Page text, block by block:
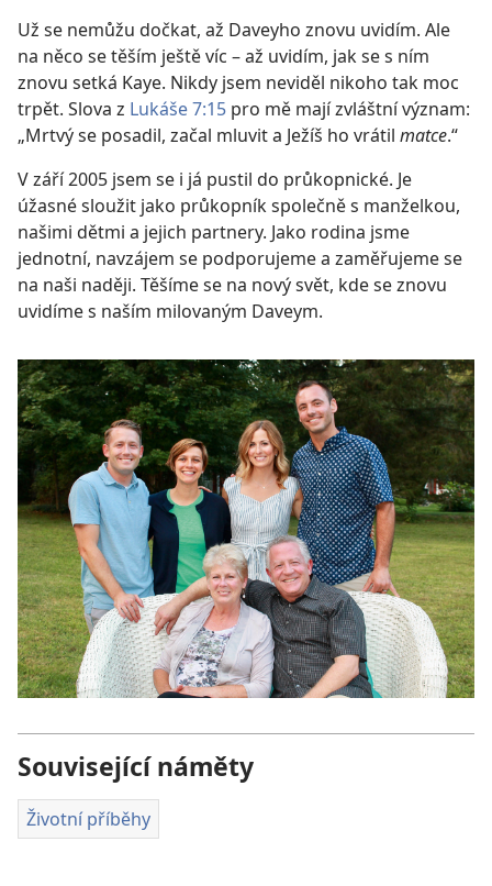
Už se nemůžu dočkat, až Daveyho znovu uvidím. Ale
na něco se těším ještě víc – až uvidím, jak se s ním
znovu setká Kaye. Nikdy jsem neviděl nikoho tak moc
trpět. Slova z Lukáše 7:15 pro mě mají zvláštní význam:
„Mrtvý se posadil, začal mluvit a Ježíš ho vrátil matce.“
V září 2005 jsem se i já pustil do průkopnické. Je
úžasné sloužit jako průkopník společně s manželkou,
našimi dětmi a jejich partnery. Jako rodina jsme
jednotní, navzájem se podporujeme a zaměřujeme se
na naši naději. Těšíme se na nový svět, kde se znovu
uvidíme s naším milovaným Daveym.
Související náměty
Životní příběhy